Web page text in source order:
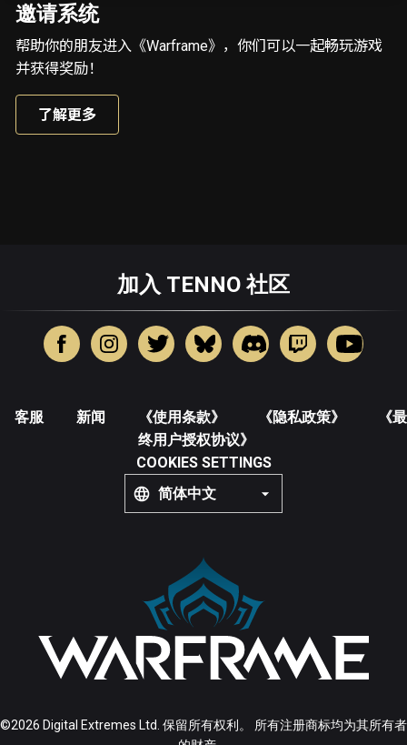
邀请系统
帮助你的朋友进入《Warframe》，你们可以一起畅玩游戏
并获得奖励！
了解更多
加入 TENNO 社区
客服 新闻 《使用条款》 《隐私政策》
《最
终用户授权协议》
COOKIES SETTINGS
简体中文
©2026 Digital Extremes Ltd. 保留所有权利。 所有注册商标均为其所有者